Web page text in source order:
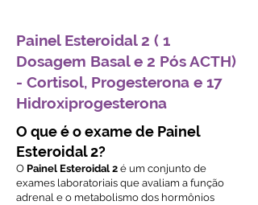
Painel Esteroidal 2 ( 1
Dosagem Basal e 2 Pós ACTH)
- Cortisol, Progesterona e 17
Hidroxiprogesterona
O que é o exame de Painel
Esteroidal 2?
O Painel Esteroidal 2 é um conjunto de
exames laboratoriais que avaliam a função
adrenal e o metabolismo dos hormônios